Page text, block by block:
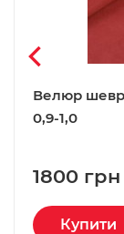
Велюр
0,9-1,0
1800 грн
Купити